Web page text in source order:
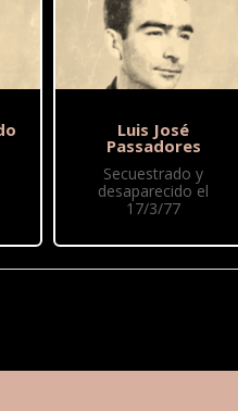
Luis José
Passadores
Secuestrado y
desaparecido el
17/3/77